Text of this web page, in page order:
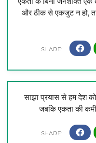
और ठीक से एकजुट न हो,
साझा प्रयास से हम देश
जबकि एकता की